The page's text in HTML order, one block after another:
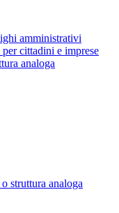
amministrativi
cittadini e imprese
analoga
struttura analoga